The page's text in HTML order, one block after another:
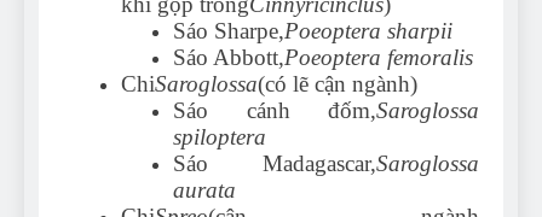
Sáo Sharpe,Poeoptera sharpii
Sáo Abbott,Poeoptera femoralis
ChiSaroglossa(có lẽ cận ngành)
Sáo cánh đốm,Saroglossa
spiloptera
Sáo Madagascar,Saroglossa
aurata